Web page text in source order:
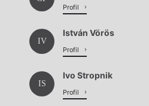
Profil
IV
István Vörös
Profil
IS
Ivo Stropnik
Profil